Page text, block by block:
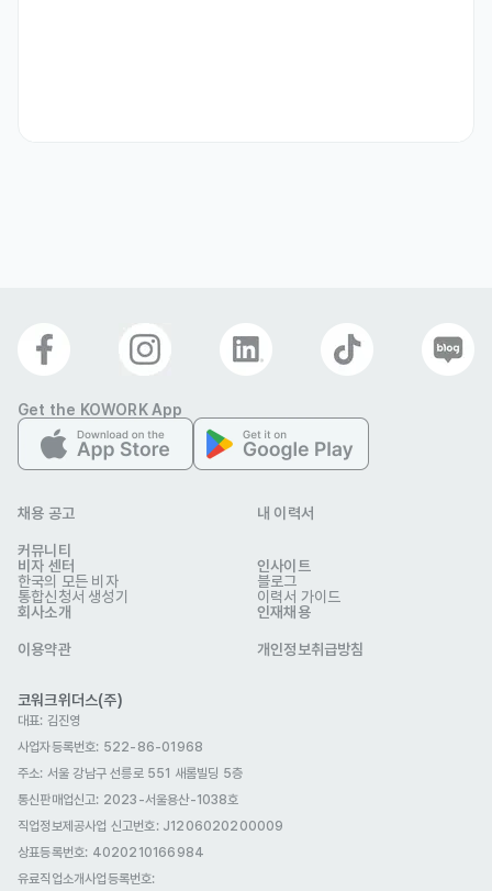
기타
[CEB 그룹을 소개합니다!]
에스테틱 브랜드인 CCLIME, ESTHETIA와 코스메틱 브랜드인
BEAUTYRISE를 합쳐 CEB 그룹으로 칭하고 있습니다.
외면의 아름다움 뿐만 아니라 내면의 아름다움까지 케어하는 대한민국
에스테티아(ESTHETIA)는 끌리메의 노하우를 담아 2018년 런칭한 윤
리관리 전문 에스테틱 브랜드입니다.
테틱 전문가용 코스메틱 브랜드이며, 현재 사업을 확장하기 위한 준비
를 하고 있습니다.
[끌리메뷰티 브랜드 정보]
글로벌 사이트
https://cclimebeauty.com/
글로벌 SNS
Get the KOWORK App
채용 공고 내 이력서
커뮤니티
비자 센터
한국의 모든 비자
통합신청서 생성기
인사이트
블로그
이력서 가이드
회사소개
인재채용
이용약관 개인정보취급방침
코워크위더스(주)
대표: 김진영
사업자등록번호: 522-86-01968
주소: 서울 강남구 선릉로 551 새롬빌딩 5층
통신판매업신고: 2023-서울용산-1038호
직업정보제공사업 신고번호: J1206020200009
상표등록번호: 4020210166984
유료직업소개사업등록번호: